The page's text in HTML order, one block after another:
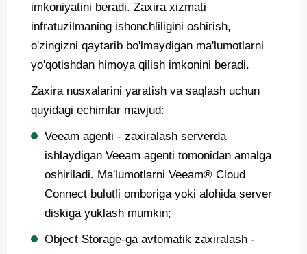
imkoniyatini beradi. Zaxira xizmati
infratuzilmaning ishonchliligini oshirish,
o'zingizni qaytarib bo'lmaydigan ma'lumotlarni
yo'qotishdan himoya qilish imkonini beradi.
Zaxira nusxalarini yaratish va saqlash uchun
quyidagi echimlar mavjud:
Veeam agenti - zaxiralash serverda
ishlaydigan Veeam agenti tomonidan amalga
oshiriladi. Ma'lumotlarni Veeam® Cloud
Connect bulutli omboriga yoki alohida server
diskiga yuklash mumkin;
Object Storage-ga avtomatik zaxiralash -
Ismingiz
Telefon